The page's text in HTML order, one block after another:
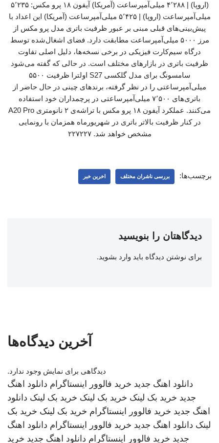
(اروپا) | ۴٬۲۸۸ میلی‌آمپرساعت (آمریکا) آیفون ۱۸ پرو مکس: ۵٬۲۳۵
میلی‌آمپرساعت (اروپا) | ۵٬۴۲۵ میلی‌آمپرساعت (آمریکا) این اعداد با
پیش‌بینی‌های قبلی مبنی بر عبور ظرفیت باتری مدل پرو مکس از
مرز ۵۰۰۰ میلی‌آمپرساعت مطابقت دارد. فضای اشغال‌شده توسط
درگاه سیم‌کارت فیزیکی در برخی نسخه‌ها، دلیل اصلی تفاوت
ظرفیت باتری در بازارهای مختلف است. در حالی که گفته می‌شود
سامسونگ برای مدل گلکسی S27 اولترا ظرفیت ۵۵۰۰
میلی‌آمپرساعتی را در نظر گرفته، برندهای چینی در حال حاضر از
باتری‌های ۷٬۵۰۰ میلی‌آمپرساعتی در پرچمداران خود استفاده
می‌کنند. عملکرد آیفون ۱۸ پرو مکس با تراشه‌ی ۲ نانومتری A20 Pro
در کنار ظرفیت بالاتر باتری در شهریورماه همزمان با رونمایی
مشخص خواهد شد. ۲۲۷۲۲۷
برچسب‌ها: بررسی ناشران مختلف اخرین خبر
دیدگاهتان را بنویسید
برای نوشتن دیدگاه باید وارد بشوید.
آخرین دیدگاه‌ها
دیدگاهی برای نمایش وجود ندارد.
دانلود اهنگ جدید خرید فالوور اینستاگرام دانلود اهنگ
جدید خرید بک لینک خرید بک لینک خرید بک لینک دانلود
اهنگ جدید خرید فالوور اینستاگرام خرید بک لینک خرید بک
لینک دانلود اهنگ جدید خرید فالوور اینستاگرام دانلود اهنگ
جدید خرید فالوور اینستاگرام دانلود اهنگ جدید خرید